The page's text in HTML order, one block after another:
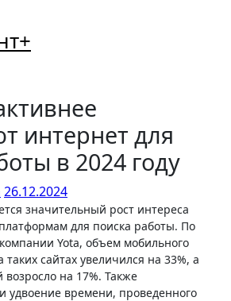
интернет для
в 2024 году
26.12.2024
для поиска работы. По
Yota, объем мобильного
сайтах увеличился на 33%, а
возросло на 17%. Также
удвоение времени, проведенного